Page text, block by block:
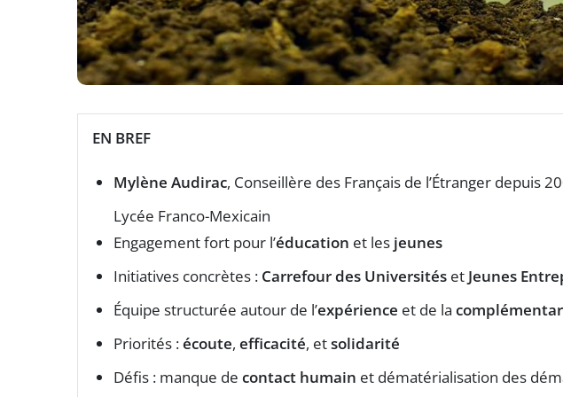
EN BREF
Mylène Audirac, Conseillère des Français de l’Étranger depuis
Lycée Franco-Mexicain
Engagement fort pour l’éducation et les jeunes
Initiatives concrètes : Carrefour des Universités et Jeunes
Équipe structurée autour de l’expérience et de la
Priorités :écoute, efficacité, etsolidarité
Défis : manque de contact humain et dématérialisation des